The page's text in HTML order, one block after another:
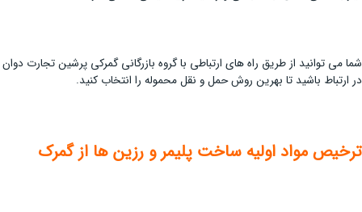
شما می توانید از طریق راه های ارتباطی با گروه بازرگانی گمرکی پرشین تجارت دوان
در ارتباط باشید تا بهرین روش حمل و نقل محموله را انتخاب کنید.
ترخیص مواد اولیه ساخت پلیمر و رزین ها از گمرک